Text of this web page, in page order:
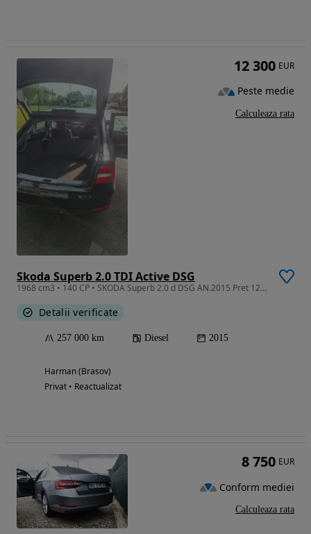
Skoda Superb 2.0 TDI Active DSG
1968 cm3 • 140 CP • SKODA Superb 2.0 d DSG AN.2015 Pret 12300 EURO
Detalii verificate
257 000 km Diesel 2015
Harman (Brasov)
Privat • Reactualizat
12 300 EUR
Peste medie
Calculeaza rata
8 750 EUR
Conform mediei
Calculeaza rata